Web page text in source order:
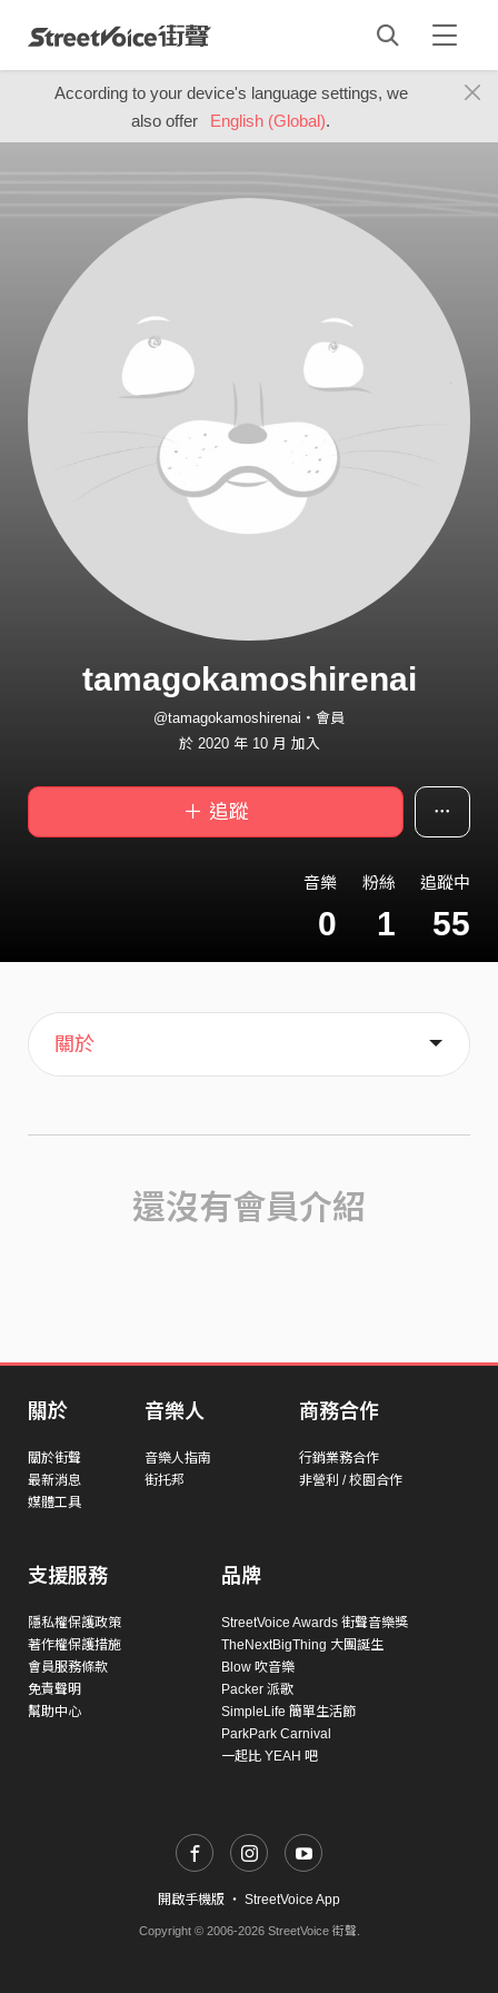
According to your device's language settings, we
also offer
English (Global).
tamagokamoshirenai
@tamagokamoshirenai・會員
於 2020 年 10 月 加入
＋ 追蹤
音樂
0
粉絲
1
追蹤中
55
主頁
歌單
喜歡
關於
還沒有會員介紹
關於
關於街聲
最新消息
媒體工具
音樂人
音樂人指南
街托邦
商務合作
行銷業務合作
非營利 / 校園合作
支援服務
隱私權保護政策
著作權保護措施
會員服務條款
免責聲明
幫助中心
品牌
StreetVoice Awards 街聲音樂獎
TheNextBigThing 大團誕生
Blow 吹音樂
Packer 派歌
SimpleLife 簡單生活節
ParkPark Carnival
一起比 YEAH 吧
開啟手機版 ・ StreetVoice App
Copyright © 2006-2026 StreetVoice 街聲.